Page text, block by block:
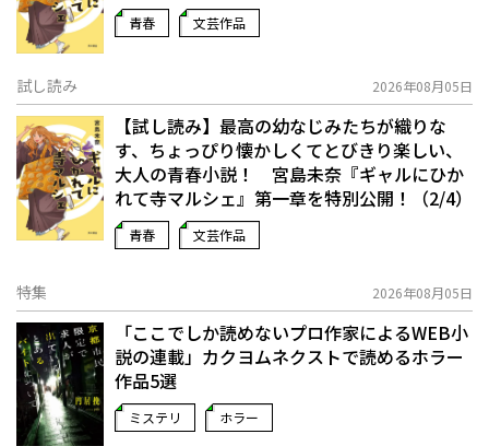
青春 文芸作品
試し読み 2026年08月05日
【試し読み】最高の幼なじみたちが織りな
す、ちょっぴり懐かしくてとびきり楽しい、
大人の青春小説！ 宮島未奈『ギャルにひか
れて寺マルシェ』第一章を特別公開！（2/4）
青春 文芸作品
特集 2026年08月05日
「ここでしか読めないプロ作家によるWEB小
説の連載」――カクヨムネクストで読めるホラー
作品5選
ミステリ ホラー